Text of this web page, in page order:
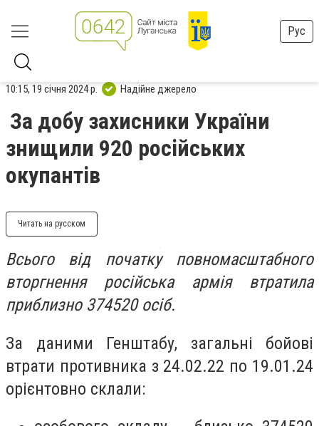
Рус
10:15, 19 січня 2024 р. Надійне джерело
За добу захисники України
знищили 920 російських
окупантів
Читать на русском
Всього від початку повномасштабного
вторгнення російська армія втратила
приблизно 374520 осіб.
За даними Генштабу, загальні бойові
втрати противника з 24.02.22 по 19.01.24
орієнтовно склали: